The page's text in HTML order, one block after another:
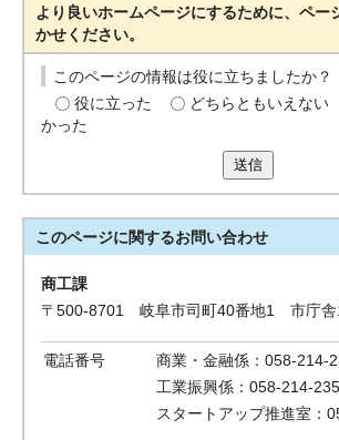
より良いホームページにするために、ペー
かせください。
このページの情報は役に立ちましたか？
役に立った
どちらともいえない
かった
送信
このページに関するお問い合わせ
商工課
〒500-8701 岐阜市司町40番地1 市庁舎
電話番号
商業・金融係：058-214-
工業振興係：058-214-
スタートアップ推進室：